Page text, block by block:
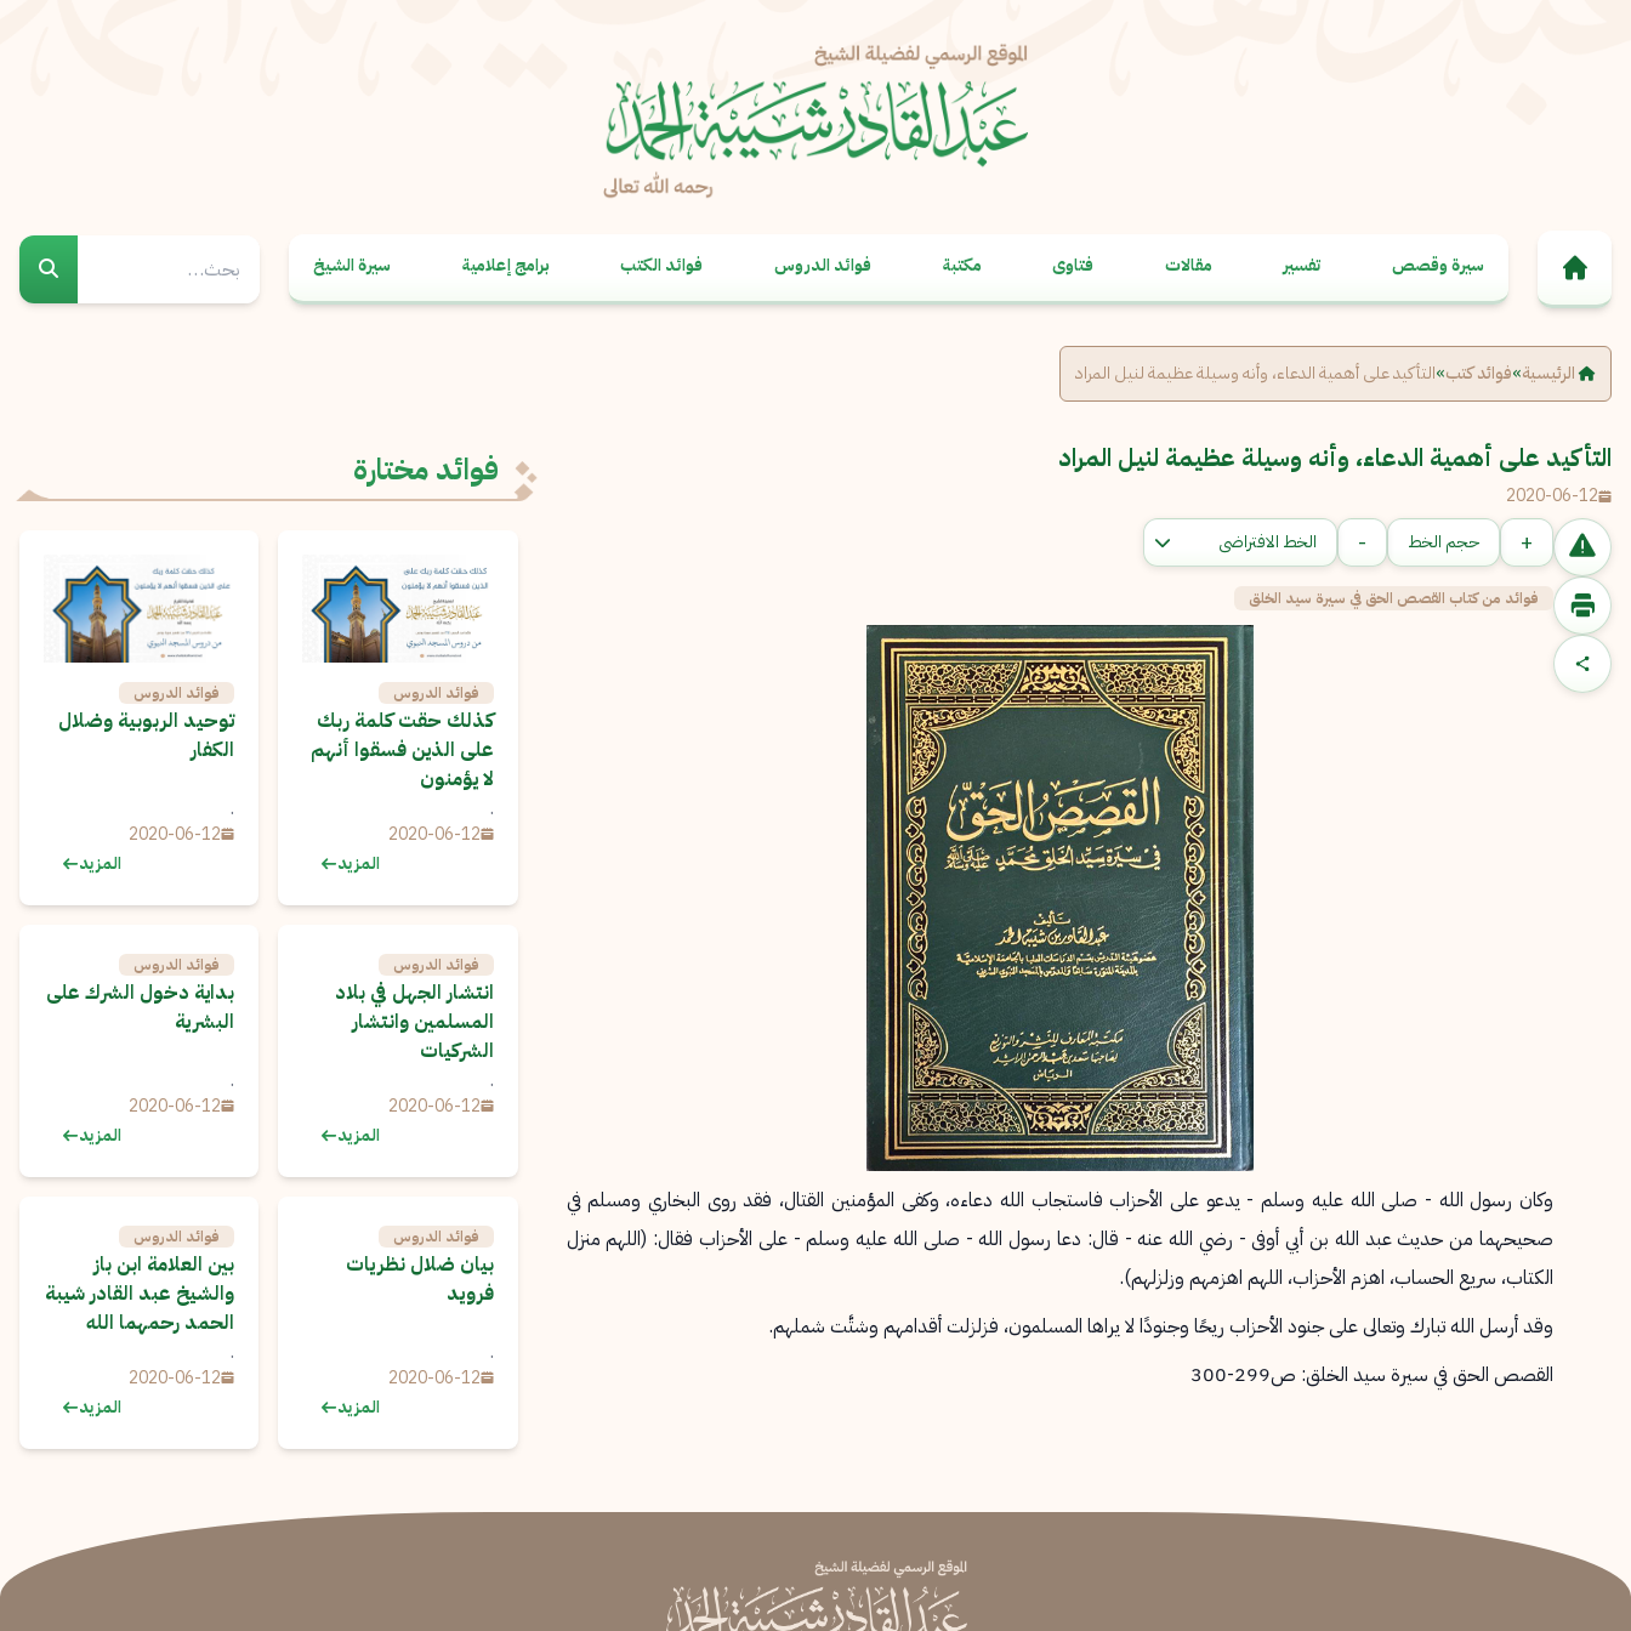
سيرة وقصص تفسير مقالات فتاوى مكتبة فوائد الدروس فوائد الكتب برامج إعلامية سيرة الشيخ
الرئيسية»فوائد كتب»التأكيد على أهمية الدعاء، وأنه وسيلة عظيمة لنيل المراد
التأكيد على أهمية الدعاء، وأنه وسيلة عظيمة لنيل المراد
2020-06-12
الإبلاغ عن مشكلة
البريد الإلكتروني*
الرسالة
نسخ
+ حجم الخط -
فوائد من كتاب القصص الحق في سيرة سيد الخلق
وكان رسول الله - صلى الله عليه وسلم - يدعو على الأحزاب فاستجاب الله دعاءه، وكفى المؤمنين القتال، فقد روى البخاري ومسلم في
صحيحهما من حديث عبد الله بن أبي أوفى - رضي الله عنه - قال: دعا رسول الله - صلى الله عليه وسلم - على الأحزاب فقال: (اللهم منزل
الكتاب، سريع الحساب، اهزم الأحزاب، اللهم اهزمهم وزلزلهم).
وقد أرسل الله تبارك وتعالى على جنود الأحزاب ريحًا وجنودًا لا يراها المسلمون، فزلزلت أقدامهم وشتَّت شملهم.
القصص الحق في سيرة سيد الخلق: ص299-300
فوائد مختارة
فوائد الدروس
كذلك حقت كلمة ربك
على الذين فسقوا أنهم
لا يؤمنون
.
2020-06-12
المزيد
فوائد الدروس
توحيد الربوبية وضلال
الكفار
.
2020-06-12
المزيد
فوائد الدروس
انتشار الجهل في بلاد
المسلمين وانتشار
الشركيات
.
2020-06-12
المزيد
فوائد الدروس
بداية دخول الشرك على
البشرية
.
2020-06-12
المزيد
فوائد الدروس
بيان ضلال نظريات
فرويد
.
2020-06-12
المزيد
فوائد الدروس
بين العلامة ابن باز
والشيخ عبد القادر شيبة
الحمد رحمهما الله
.
2020-06-12
المزيد